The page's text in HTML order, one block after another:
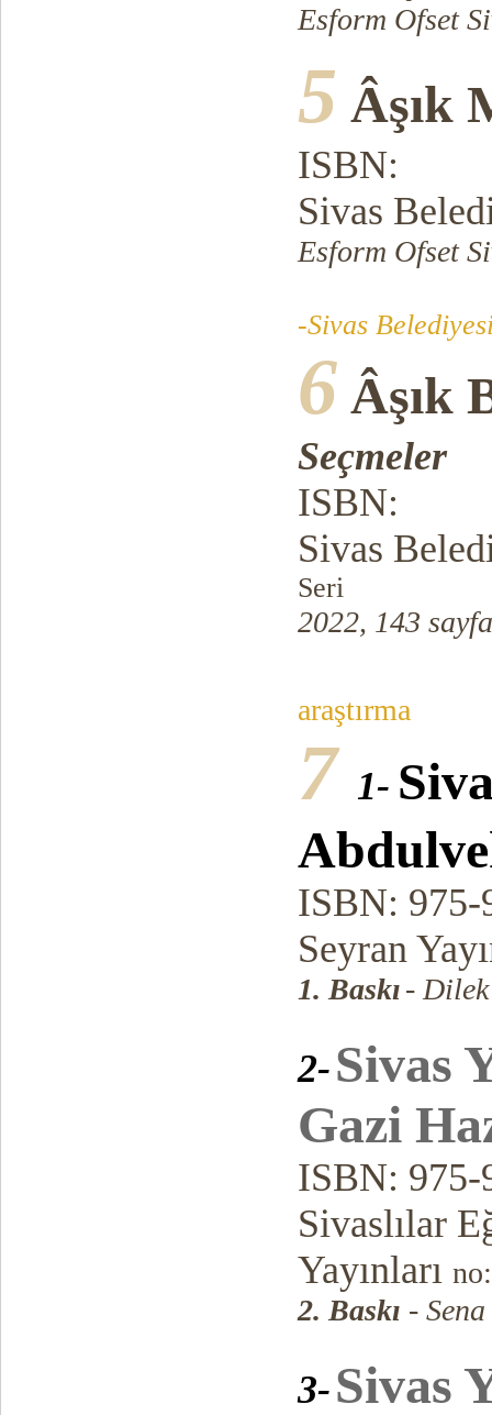
Esform Ofset
5 Âşık
ISBN:
Sivas
Esform Ofset
-Sivas
6 Âşık
Seçmeler
ISBN:
Sivas
Seri
2022, 143 sayfa
araştırma
7 1-
ISBN: 975-
Seyran
1. Baskı- Dilek
2-Sivas
Gazi
ISBN: 975-
Sivaslılar
Yayınları
2. Baskı -
3-Sivas